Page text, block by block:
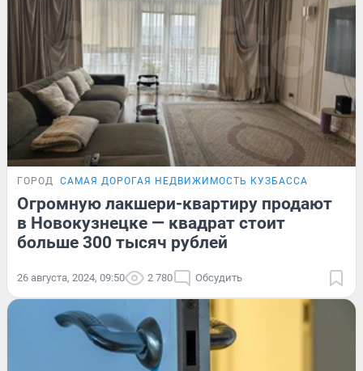
ГОРОД САМАЯ ДОРОГАЯ НЕДВИЖИМОСТЬ КУЗБАССА
Огромную лакшери-квартиру продают
в Новокузнецке — квадрат стоит
больше 300 тысяч рублей
26 августа, 2024, 09:50 2 780 Обсудить